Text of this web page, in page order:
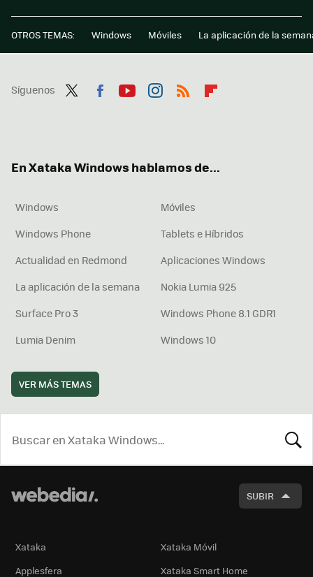
OTROS TEMAS: Windows Móviles La aplicación de la
Síguenos
En Xataka Windows hablamos de...
Windows
Móviles
Windows Phone
Tablets e Híbridos
Actualidad en Redmond
Aplicaciones Windows
La aplicación de la semana
Nokia Lumia 925
Surface Pro 3
Windows Phone 8.1 GDR1
Lumia Denim
Windows 10
VER MÁS TEMAS
SUBIR
Xataka
Xataka Móvil
Applesfera
Xataka Smart Home